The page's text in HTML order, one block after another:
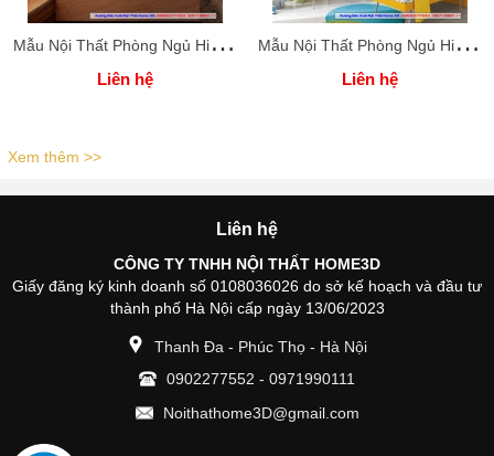
M
ẫu Nội Thất Phòng Ngủ Hiện Đại
Liên hệ
M
ẫu Nội Thất Phòng Ngủ Hiện Đại
Liên hệ
Xem thêm >>
Liên hệ
CÔNG TY TNHH NỘI THẤT HOME3D
Giấy đăng ký kinh doanh số 0108036026 do sở kế hoạch và đầu tư
thành phố Hà Nội cấp ngày 13/06/2023
Thanh Đa - Phúc Thọ - Hà Nội
0902277552 - 0971990111
Noithathome3D@gmail.com